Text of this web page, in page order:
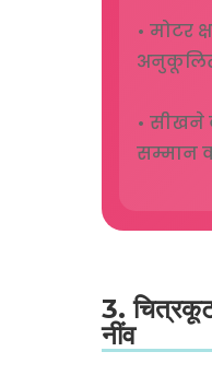
• मोटर
• सीखने
सम्मान
3.
नींव